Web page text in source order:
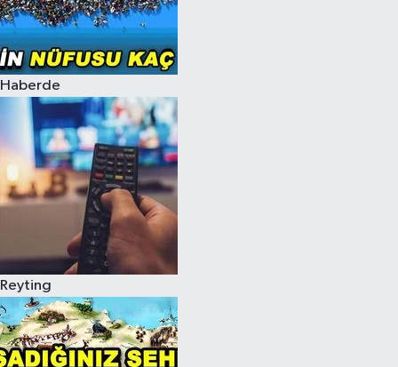
Haberde
Reyting